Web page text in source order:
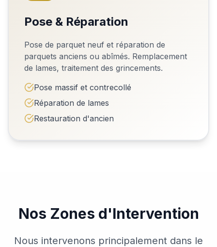
Pose & Réparation
Pose de parquet neuf et réparation de
parquets anciens ou abîmés. Remplacement
de lames, traitement des grincements.
Pose massif et contrecollé
Réparation de lames
Restauration d'ancien
Nos Zones d'Intervention
Nous intervenons principalement dans le